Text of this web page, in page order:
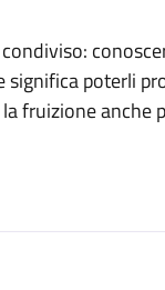
poterli
fruizione anche